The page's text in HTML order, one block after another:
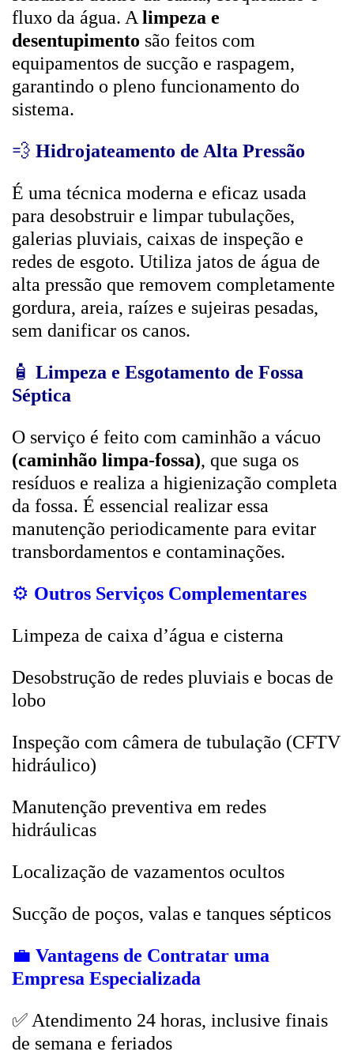
fluxo da água. A limpeza e
desentupimento são feitos com
equipamentos de sucção e raspagem,
garantindo o pleno funcionamento do
sistema.
💨 Hidrojateamento de Alta Pressão
É uma técnica moderna e eficaz usada
para desobstruir e limpar tubulações,
galerias pluviais, caixas de inspeção e
redes de esgoto. Utiliza jatos de água de
alta pressão que removem completamente
gordura, areia, raízes e sujeiras pesadas,
sem danificar os canos.
🧴 Limpeza e Esgotamento de Fossa
Séptica
O serviço é feito com caminhão a vácuo
(caminhão limpa-fossa), que suga os
resíduos e realiza a higienização completa
da fossa. É essencial realizar essa
manutenção periodicamente para evitar
transbordamentos e contaminações.
⚙️ Outros Serviços Complementares
Limpeza de caixa d’água e cisterna
Desobstrução de redes pluviais e bocas de
lobo
Inspeção com câmera de tubulação (CFTV
hidráulico)
Manutenção preventiva em redes
hidráulicas
Localização de vazamentos ocultos
Sucção de poços, valas e tanques sépticos
💼 Vantagens de Contratar uma
Empresa Especializada
✅ Atendimento 24 horas, inclusive finais
de semana e feriados